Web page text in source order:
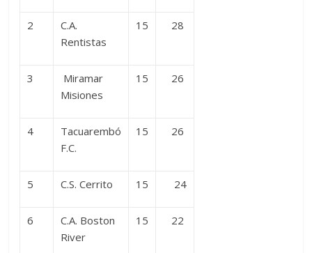
2
C.A.
Rentistas
15 28
3
Miramar
Misiones
15 26
4
Tacuarembó
F.C.
15 26
5 C.S. Cerrito 15 24
6
C.A. Boston
River
15 22